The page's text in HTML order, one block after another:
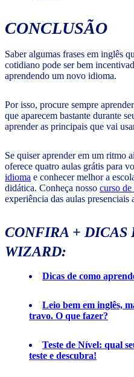
CONCLUSÃO
Saber algumas frases em inglês
cotidiano pode ser bem
aprendendo um novo idioma.
Por isso, procure sempre
que aparecem bastante durante
aprender as principais que vai
Se quiser aprender em um ritmo
oferece quatro aulas grátis para
idioma e conhecer melhor a
didática. Conheça nosso curso
experiência das aulas
CONFIRA + DICAS
WIZARD:
Dicas de como
Leio bem em inglês,
travo. O que fazer?
Teste de Nível: qual
teste e descubra!